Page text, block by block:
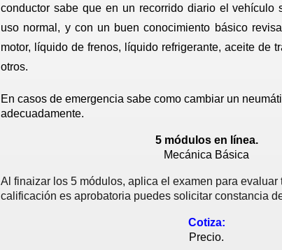
conductor sabe que en un recorrido diario el vehículo
uso normal, y con un buen conocimiento básico
motor, líquido de frenos, líquido refrigerante, aceite de
otros.
En casos de emergencia sabe como cambiar un
adecuadamente.
5 módulos en línea.
Mecánica Básica
Al finaizar los 5 módulos, aplica el examen para evaluar
calificación es aprobatoria puedes solicitar constancia
Cotiza:
Precio.